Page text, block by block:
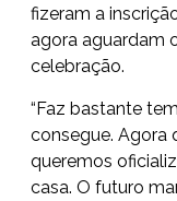
fizeram a
agora aguardam
celebração.
“Faz bastante
consegue. Agora
queremos
casa. O futuro